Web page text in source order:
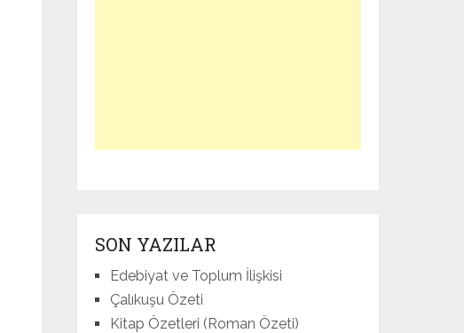
SON YAZILAR
Edebiyat ve Toplum İlişkisi
Çalıkuşu Özeti
Kitap Özetleri (Roman Özeti)